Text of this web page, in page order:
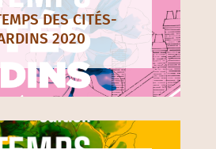
DES CITÉS-
2020